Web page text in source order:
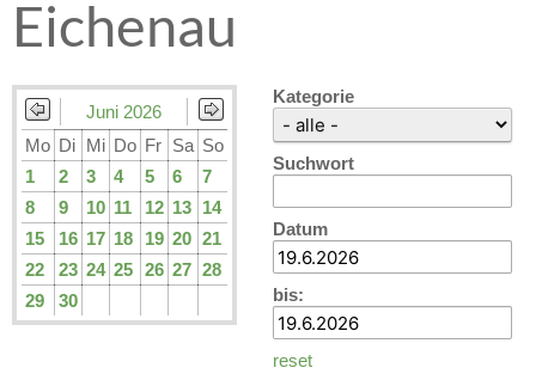
Eichenau
Juni 2026
Mo Di Mi Do Fr Sa So
1
2 3 4 5 6
7
8
9 10 11 12 13 14
15
16 17 18 19 20 21
22
23 24 25 26 27 28
29
30
Kategorie
Suchwort
Datum
bis:
reset